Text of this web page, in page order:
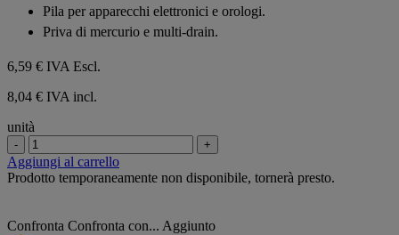
stelle.
Pila per apparecchi elettronici e orologi.
Priva di mercurio e multi-drain.
6,59 € IVA Escl.
8,04 € IVA incl.
unità
- +
Aggiungi al carrello
Prodotto temporaneamente non disponibile, tornerà presto.
Confronta Confronta con... Aggiunto